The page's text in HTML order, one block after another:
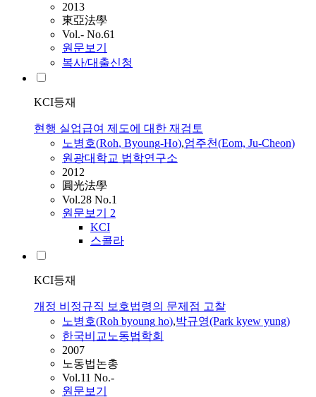
2013
東亞法學
Vol.- No.61
원문보기
복사/대출신청
KCI등재
현행 실업급여 제도에 대한 재검토
노병호(Roh, Byoung-Ho),엄주천(Eom, Ju-Cheon)
원광대학교 법학연구소
2012
圓光法學
Vol.28 No.1
원문보기 2
KCI
스콜라
KCI등재
개정 비정규직 보호법령의 문제점 고찰
노병호(Roh byoung ho),박규영(Park kyew yung)
한국비교노동법학회
2007
노동법논총
Vol.11 No.-
원문보기